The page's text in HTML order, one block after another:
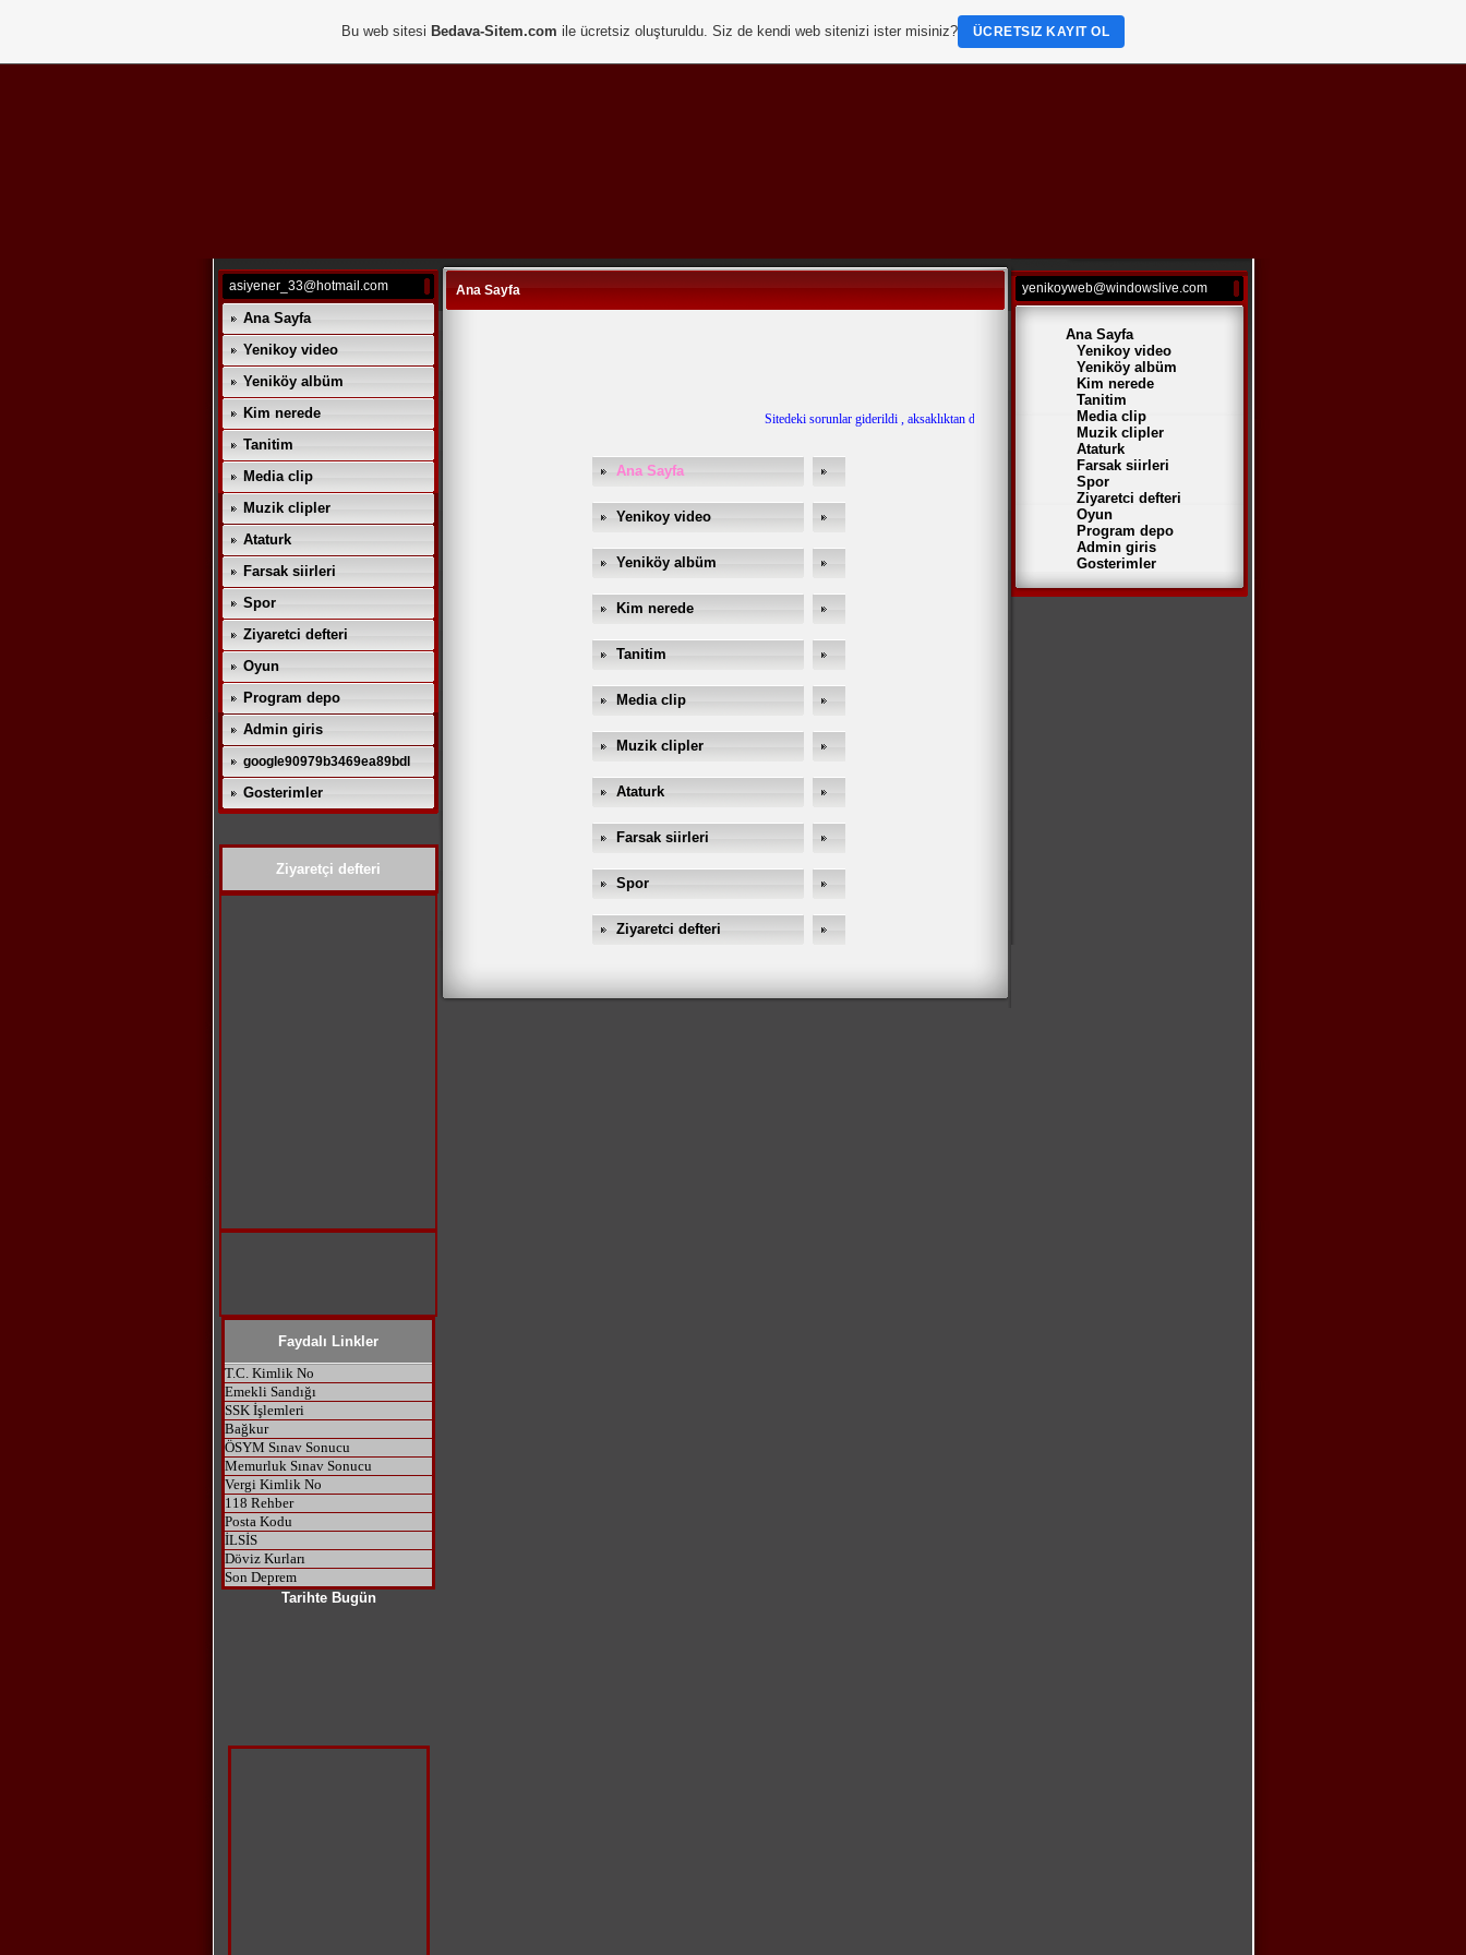
asiyener_33@hotmail.com
Ana Sayfa
Yenikoy video
Yeniköy albüm
Kim nerede
Tanitim
Media clip
Muzik clipler
Ataturk
Farsak siirleri
Spor
Ziyaretci defteri
Oyun
Program depo
Admin giris
google90979b3469ea89bdl
Gosterimler
Ziyaretçi defteri
Faydalı Linkler
T.C. Kimlik No
Emekli Sandığı
SSK İşlemleri
Bağkur
ÖSYM Sınav Sonucu
Memurluk Sınav Sonucu
Vergi Kimlik No
118 Rehber
Posta Kodu
İLSİS
Döviz Kurları
Son Deprem
Tarihte Bugün
Ana Sayfa
Sitedeki sorunlar giderildi , aksaklıktan dolayı özür dileriz.
Ana Sayfa
Yenikoy video
Yeniköy albüm
Kim nerede
Tanitim
Media clip
Muzik clipler
Ataturk
Farsak siirleri
Spor
Ziyaretci defteri
yenikoyweb@windowslive.com
Ana Sayfa
Yenikoy video
Yeniköy albüm
Kim nerede
Tanitim
Media clip
Muzik clipler
Ataturk
Farsak siirleri
Spor
Ziyaretci defteri
Oyun
Program depo
Admin giris
Gosterimler
Bu web sitesi Bedava-Sitem.com ile ücretsiz oluşturuldu. Siz de kendi web sitenizi ister misiniz? ÜCRETSIZ KAYIT OL